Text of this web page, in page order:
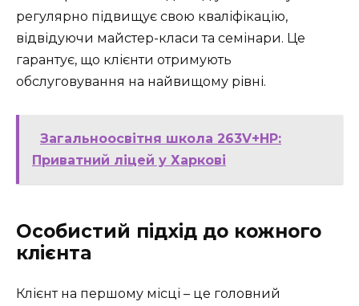
регулярно підвищує свою кваліфікацію,
відвідуючи майстер-класи та семінари. Це
гарантує, що клієнти отримують
обслуговування на найвищому рівні.
Загальноосвітня школа 263V+HP:
Приватний ліцей у Харкові
Особистий підхід до кожного
клієнта
Клієнт на першому місці – це головний